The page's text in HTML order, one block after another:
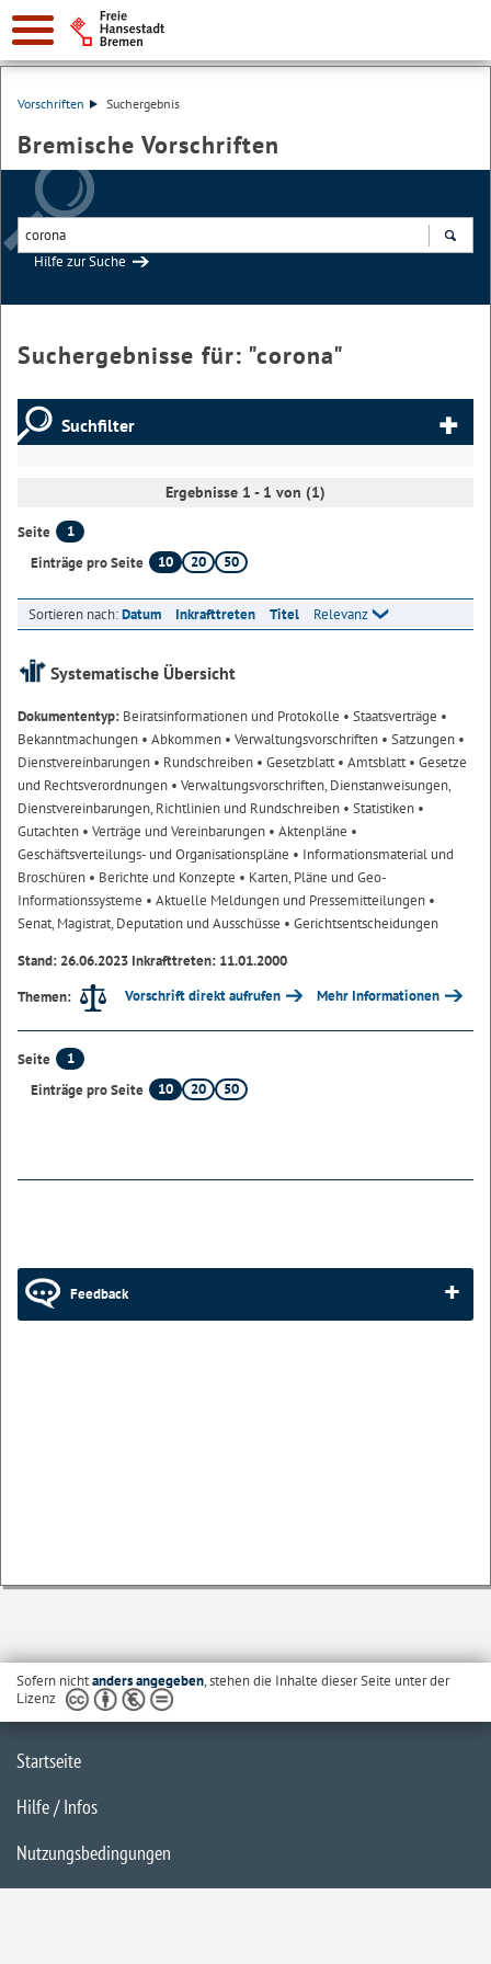
Vorschriften Suchergebnis
Bremische Vorschriften
Hilfe zur Suche
Suchergebnisse für: "corona"
Suchfilter
Ergebnisse 1 - 1 von (1)
Seite
1
Einträge pro Seite
10 20 50
Sortieren nach:Datum Inkrafttreten Titel Relevanz
Systematische Übersicht
Dokumententyp: Beiratsinformationen und Protokolle • Staatsverträge •
Bekanntmachungen • Abkommen • Verwaltungsvorschriften • Satzungen •
Dienstvereinbarungen • Rundschreiben • Gesetzblatt• Amtsblatt• Gesetze
und Rechtsverordnungen • Verwaltungsvorschriften, Dienstanweisungen,
Dienstvereinbarungen, Richtlinien und Rundschreiben • Statistiken •
Gutachten • Verträge und Vereinbarungen • Aktenpläne •
Geschäftsverteilungs- und Organisationspläne • Informationsmaterial und
Broschüren • Berichte und Konzepte • Karten, Pläne und Geo-
Informationssysteme • Aktuelle Meldungen und Pressemitteilungen •
Senat, Magistrat, Deputation und Ausschüsse • Gerichtsentscheidungen
Stand: 26.06.2023 Inkrafttreten: 11.01.2000
Themen:
Vorschrift direkt aufrufen Mehr Informationen
Seite
1
Einträge pro Seite
10 20 50
Feedback
Sofern nichtanders angegeben, stehen die Inhalte dieser Seite unter der
Lizenz
Startseite
Hilfe / Infos
Nutzungsbedingungen